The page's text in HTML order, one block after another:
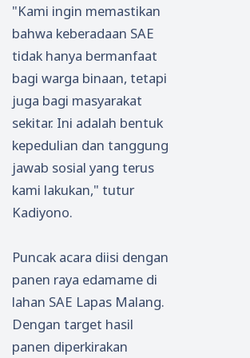
"Kami ingin memastikan
bahwa keberadaan SAE
tidak hanya bermanfaat
bagi warga binaan, tetapi
juga bagi masyarakat
sekitar. Ini adalah bentuk
kepedulian dan tanggung
jawab sosial yang terus
kami lakukan," tutur
Kadiyono.
Puncak acara diisi dengan
panen raya edamame di
lahan SAE Lapas Malang.
Dengan target hasil
panen diperkirakan